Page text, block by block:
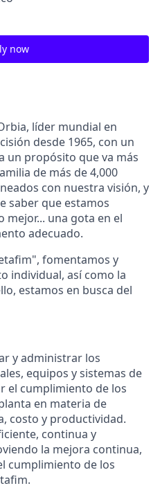
now
líder mundial en
desde 1965, con un
un propósito que va más
de más de 4,000
con nuestra visión, y
saber que estamos
una gota en el
adecuado.
fomentamos y
individual, así como la
estamos en busca del
y administrar los
equipos y sistemas de
el cumplimiento de los
en materia de
costo y productividad.
continua y
la mejora continua,
cumplimiento de los